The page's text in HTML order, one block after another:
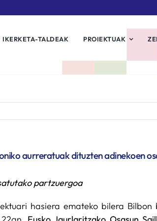
IKERKETA-TALDEAK PROIEKTUAK
aurreratuak dituzten adinekoen
partzuergoa
hasiera emateko bilera